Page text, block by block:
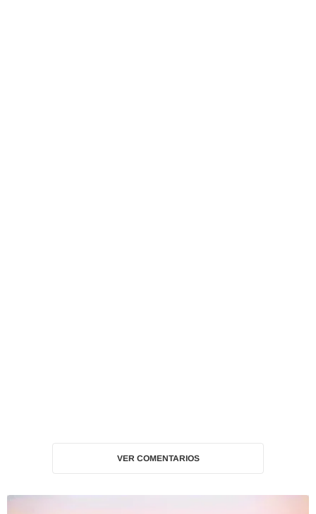
VER COMENTARIOS